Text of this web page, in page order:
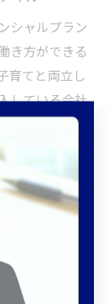
シャルプラン
き方ができる
育てと両立し
している会社
わせて働け
やサポート
も多く見られ
「週3日だけ
整が可能な
ランクのあ